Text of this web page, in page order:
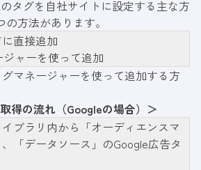
タグを自社サイトに設定する主な方
方法があります。
直接追加
ャーを使って追加
マネージャーを使って追加する方
得の流れ（Googleの場合）＞
ブラリ内から「オーディエンスマ
「データソース」のGoogle広告タ